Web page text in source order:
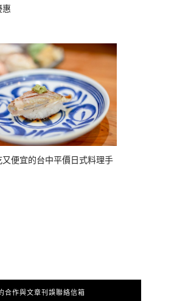
惠
便宜的台中平價日式料理手
合作與文章刊誤聯絡信箱